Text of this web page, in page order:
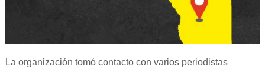
La organización tomó contacto con varios periodistas